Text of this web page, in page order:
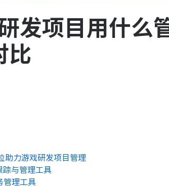
高效研发
发项目用什么
比
助力游戏研发项目管理
踪与管理工具
管理工具